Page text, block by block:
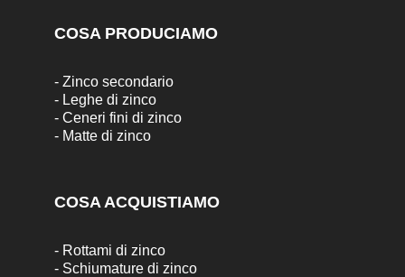
COSA PRODUCIAMO
- Zinco secondario
- Leghe di zinco
- Ceneri fini di zinco
- Matte di zinco
COSA ACQUISTIAMO
- Rottami di zinco
- Schiumature di zinco